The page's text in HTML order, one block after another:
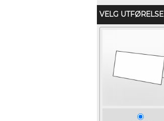
VELG UTFØRELSE